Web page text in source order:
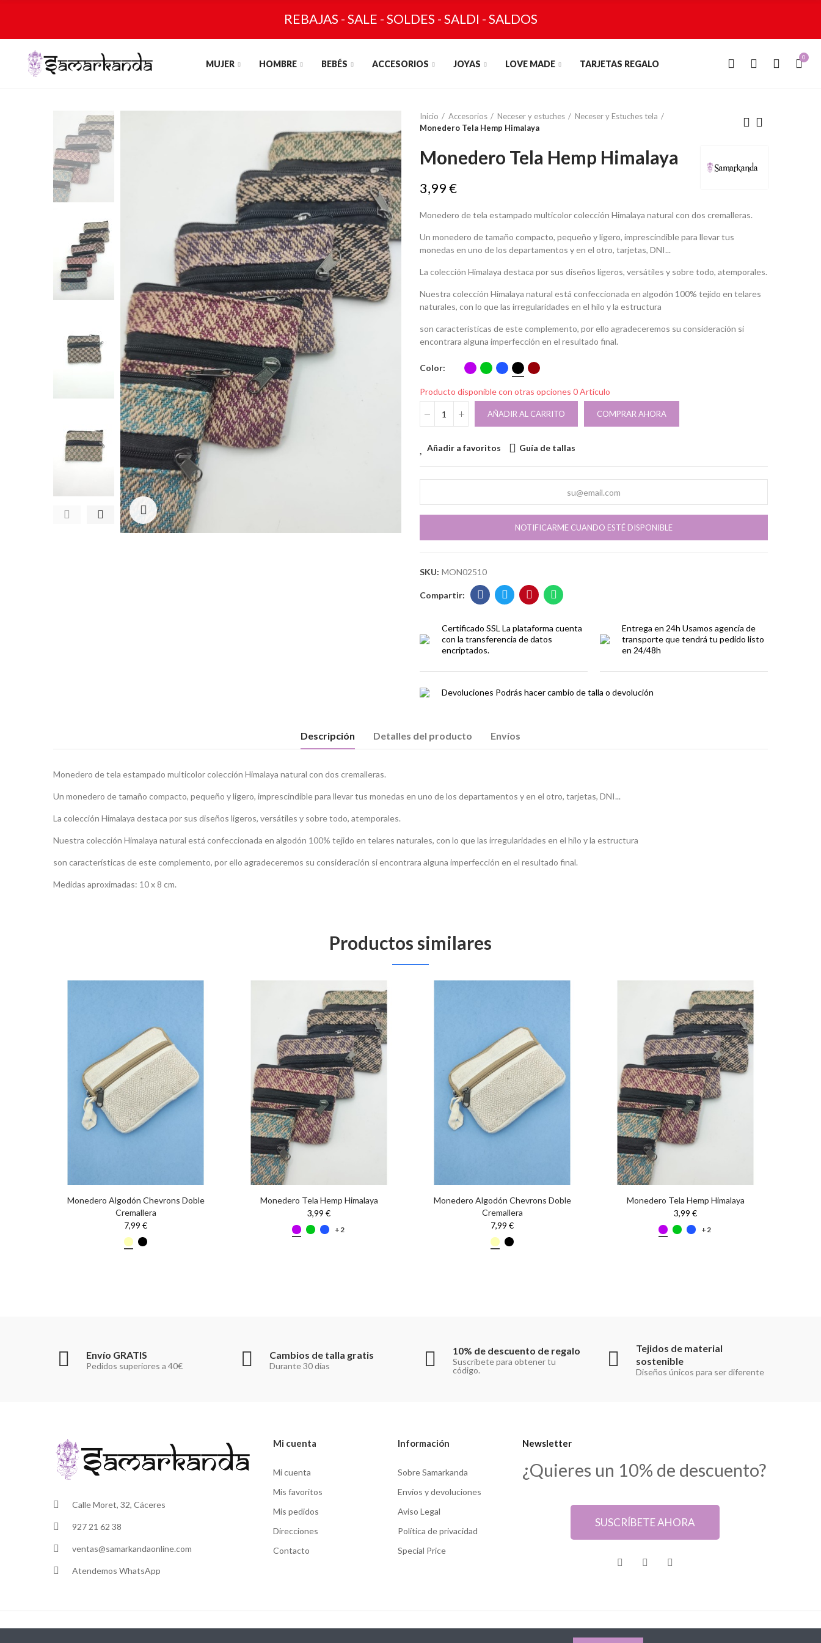
REBAJAS - SALE - SOLDES - SALDI - SALDOS
MUJER HOMBRE BEBÉS ACCESORIOS JOYAS LOVE MADE TARJETAS REGALO
0
Ampliar
Inicio Accesorios Neceser y estuches
Neceser y Estuches tela
Monedero Tela Hemp Himalaya
Monedero Tela Hemp Himalaya
3,99 €
Monedero de tela estampado multicolor colección Himalaya natural con dos cremalleras.
Un monedero de tamaño compacto, pequeño y ligero, imprescindible para llevar tus
monedas en uno de los departamentos y en el otro, tarjetas, DNI...
La colección Himalaya destaca por sus diseños ligeros, versátiles y sobre todo, atemporales.
Nuestra colección Himalaya natural está confeccionada en algodón 100% tejido en telares
naturales, con lo que las irregularidades en el hilo y la estructura
son características de este complemento, por ello agradeceremos su consideración si
encontrara alguna imperfección en el resultado final.
Color
Producto disponible con otras opciones 0 Artículo
AÑADIR AL CARRITO COMPRAR AHORA
Añadir a favoritos Guía de tallas
NOTIFICARME CUANDO ESTÉ DISPONIBLE
SKU: MON02510
Certificado SSL La plataforma cuenta
con la transferencia de datos
encriptados.
Entrega en 24h Usamos agencia de
transporte que tendrá tu pedido listo
en 24/48h
Devoluciones Podrás hacer cambio de talla o devolución
Descripción Detalles del producto Envíos
Monedero de tela estampado multicolor colección Himalaya natural con dos cremalleras.
Un monedero de tamaño compacto, pequeño y ligero, imprescindible para llevar tus monedas en uno de los departamentos y en el otro, tarjetas, DNI...
La colección Himalaya destaca por sus diseños ligeros, versátiles y sobre todo, atemporales.
Nuestra colección Himalaya natural está confeccionada en algodón 100% tejido en telares naturales, con lo que las irregularidades en el hilo y la estructura
son características de este complemento, por ello agradeceremos su consideración si encontrara alguna imperfección en el resultado final.
Medidas aproximadas: 10 x 8 cm.
Productos similares
Monedero Algodón Chevrons Doble
Cremallera
7,99 €
Monedero Tela Hemp Himalaya
3,99 €
+2
Monedero Algodón Chevrons Doble
Cremallera
7,99 €
Monedero Tela Hemp Himalaya
3,99 €
+2
Envío GRATIS
Pedidos superiores a 40€
Cambios de talla gratis
Durante 30 días
10% de descuento de regalo
Suscríbete para obtener tu
código.
Tejidos de material
sostenible
Diseños únicos para ser diferente
Calle Moret, 32, Cáceres
927 21 62 38
ventas@samarkandaonline.com
Atendemos WhatsApp
Mi cuenta
Mi cuenta
Mis favoritos
Mis pedidos
Direcciones
Contacto
Información
Sobre Samarkanda
Envíos y devoluciones
Aviso Legal
Política de privacidad
Special Price
Newsletter
¿Quieres un 10% de descuento?
SUSCRÍBETE AHORA